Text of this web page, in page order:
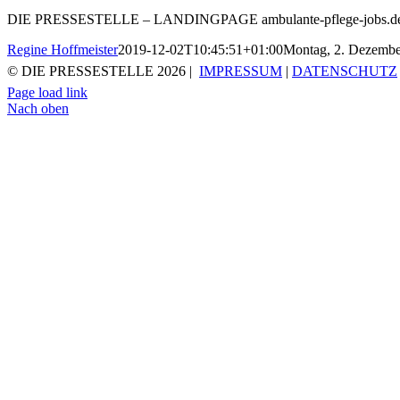
DIE PRESSESTELLE – LANDINGPAGE ambulante-pflege-
Regine Hoffmeister2019-12-02T10:45:51+01:00Montag, 2.
© DIE PRESSESTELLE 2026 | IMPRESSUM | DATENSCHUTZ
Page load link
Nach oben